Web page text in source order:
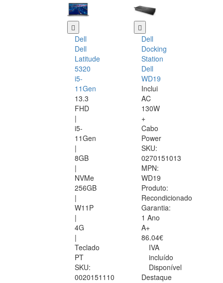
Dell
Dell
Latitude
5320
i5-
11Gen
13.3
FHD
|
i5-
11Gen
|
8GB
|
NVMe
256GB
|
W11P
|
4G
|
Teclado
PT
SKU:
0020151110
Dell
Docking
Station
Dell
WD19
Inclui
AC
130W
+
Cabo
Power
SKU:
0270151013
MPN:
WD19
Produto:
Recondicionado
Garantia:
1 Ano
A+
86.04€
IVA
incluído
Disponível
Destaque